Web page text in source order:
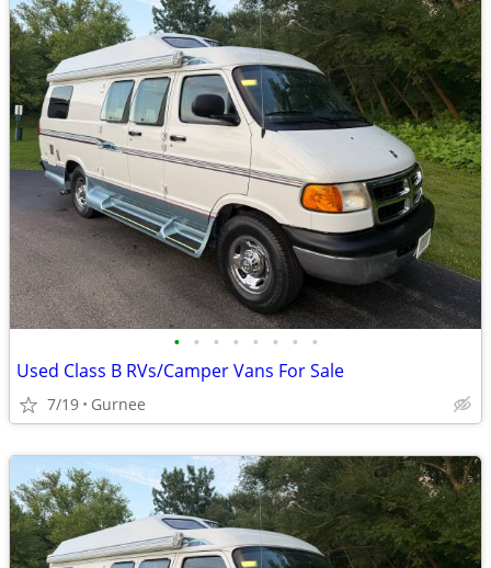
• • • • • • • •
Used Class B RVs/Camper Vans For Sale
7/19 Gurnee